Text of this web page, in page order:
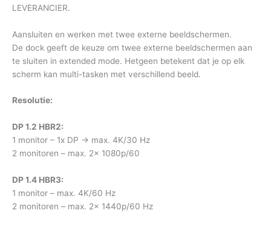
LEVERANCIER.
Aansluiten en werken met twee externe beeldschermen.
De dock geeft de keuze om twee externe beeldschermen aan
te sluiten in extended mode. Hetgeen betekent dat je op elk
scherm kan multi-tasken met verschillend beeld.
Resolutie:
DP 1.2 HBR2:
1 monitor – 1x DP → max. 4K/30 Hz
2 monitoren – max. 2x 1080p/60
DP 1.4 HBR3:
1 monitor – max. 4K/60 Hz
2 monitoren – max. 2x 1440p/60 Hz